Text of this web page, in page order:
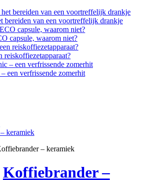
bereiden van een voortreffelijk drankje
capsule, waarom niet?
reiskoffiezetapparaat?
een verfrissende zomerhit
keramiek
Koffiebrander –